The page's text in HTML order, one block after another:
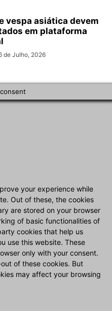
vespa asiática devem
em plataforma
de Julho, 2026
your experience while
Out of these, the cookies
are stored on your browser
of basic functionalities of
cookies that help us
use this website. These
only with your consent.
of these cookies. But
may affect your browsing